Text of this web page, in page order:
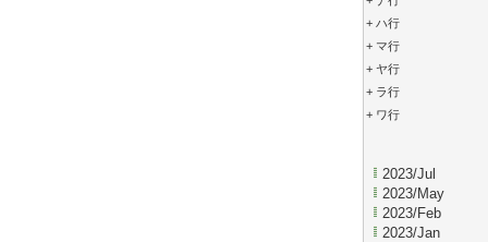
+ ハ行
+ マ行
+ ヤ行
+ ラ行
+ ワ行
2023/Jul
2023/May
2023/Feb
2023/Jan